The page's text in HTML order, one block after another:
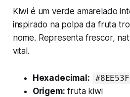
Kiwi é um verde amarelado
inspirado na polpa da fruta
nome. Representa frescor,
vital.
Hexadecimal: #8EE53F
Origem: fruta kiwi